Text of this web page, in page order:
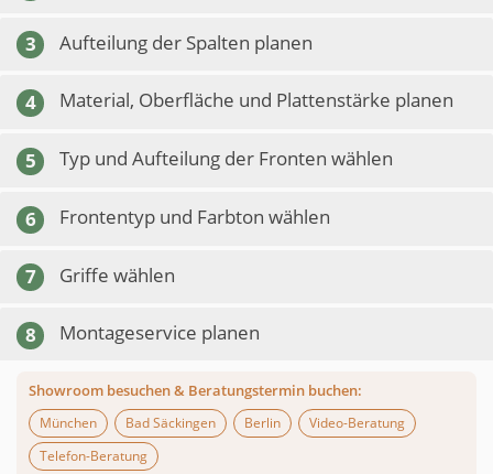
3 Aufteilung der Spalten planen
4 Material, Oberfläche und Plattenstärke planen
5 Typ und Aufteilung der Fronten wählen
6 Frontentyp und Farbton wählen
7 Griffe wählen
8 Montageservice planen
Showroom besuchen & Beratungstermin buchen:
München
Bad Säckingen Berlin
Video-Beratung
Telefon-Beratung